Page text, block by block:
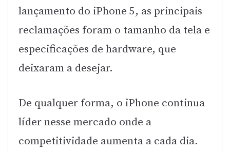
lançamento do iPhone 5, as principais
reclamações foram o tamanho da tela e
especificações de hardware, que
deixaram a desejar.
De qualquer forma, o iPhone continua
líder nesse mercado onde a
competitividade aumenta a cada dia.